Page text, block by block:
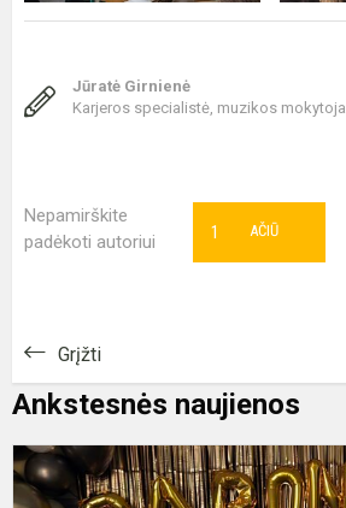
Jūratė Girnienė
Karjeros specialistė, muzikos mokytoja
Nepamirškite
padėkoti autoriui
AČIŪ
1
Grįžti
Ankstesnės naujienos